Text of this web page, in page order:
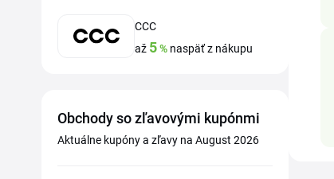
CCC
až 5% naspäť z nákupu
Obchody so zľavovými kupónmi
Aktuálne kupóny a zľavy na August 2026